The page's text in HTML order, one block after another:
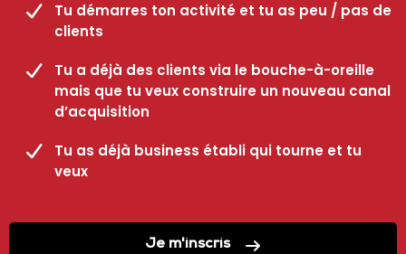
Tu démarres ton activité et tu as peu / pas de
clients
Tu a déjà des clients via le bouche-à-oreille
mais que tu veux construire un nouveau canal
d’acquisition
Tu as déjà business établi qui tourne et tu
veux
Je m'inscris